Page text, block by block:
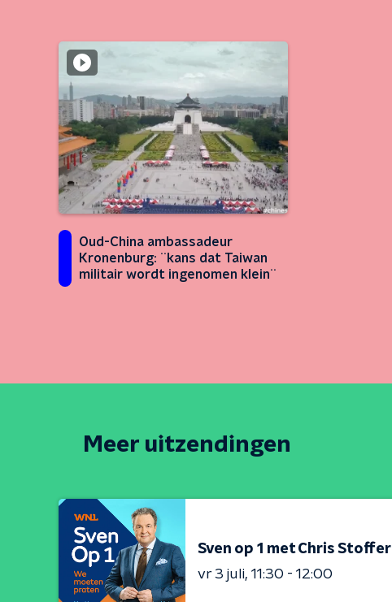
Oud-China ambassadeur
Kronenburg: ¨kans dat Taiwan
militair wordt ingenomen klein¨
Meer uitzendingen
Sven op 1 met Chris Stoffer
vr 3 juli 11:30 - 12:00